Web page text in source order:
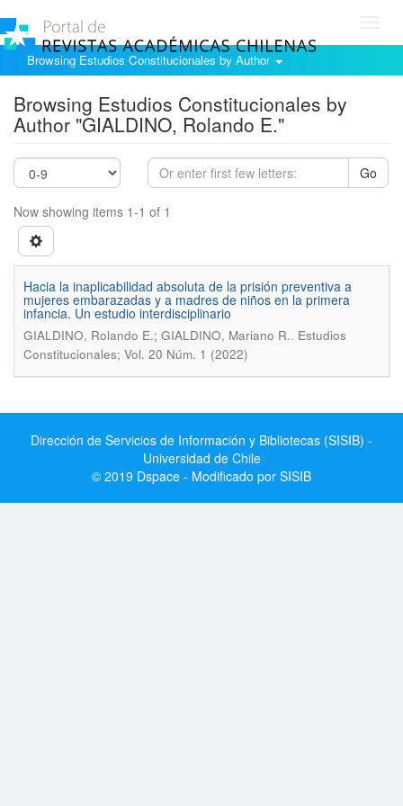
Browsing Estudios Constitucionales by Author
Browsing Estudios Constitucionales by
Author "GIALDINO, Rolando E."
Go
Now showing items 1-1 of 1
Hacia la inaplicabilidad absoluta de la prisión preventiva a
mujeres embarazadas y a madres de niños en la primera
infancia. Un estudio interdisciplinario
GIALDINO, Rolando E.; GIALDINO, Mariano R.. Estudios
Constitucionales; Vol. 20 Núm. 1 (2022)
Dirección de Servicios de Información y Bibliotecas (SISIB) -
Universidad de Chile
© 2019 Dspace - Modificado por SISIB